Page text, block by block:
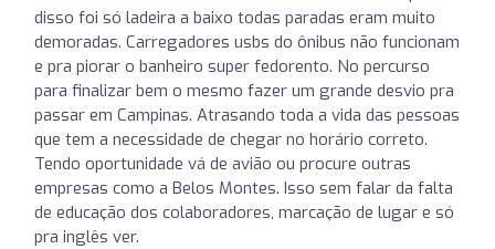
disso foi só ladeira a baixo todas paradas eram muito
demoradas. Carregadores usbs do ônibus não funcionam
e pra piorar o banheiro super fedorento. No percurso
para finalizar bem o mesmo fazer um grande desvio pra
passar em Campinas. Atrasando toda a vida das pessoas
que tem a necessidade de chegar no horário correto.
Tendo oportunidade vá de avião ou procure outras
empresas como a Belos Montes. Isso sem falar da falta
de educação dos colaboradores, marcação de lugar e só
pra inglês ver.